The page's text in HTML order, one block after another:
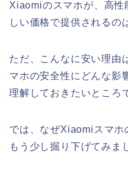
Xiaomiのスマホが、高性
しい価格で提供されるの
ただ、こんなに安い理由
マホの安全性にどんな影
理解しておきたいところ
では、なぜXiaomiスマホ
もう少し掘り下げてみま